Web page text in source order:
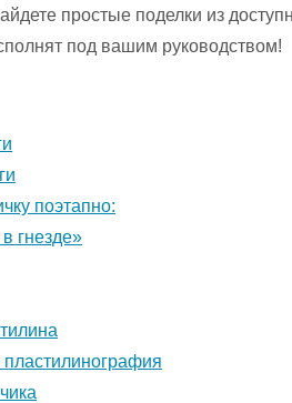
простые поделки из
под вашим руководством!
поэтапно:
гнезде»